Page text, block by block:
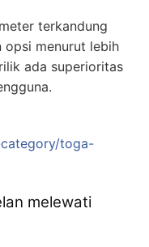
terkandung
opsi menurut lebih
ada superioritas
toga-
melewati